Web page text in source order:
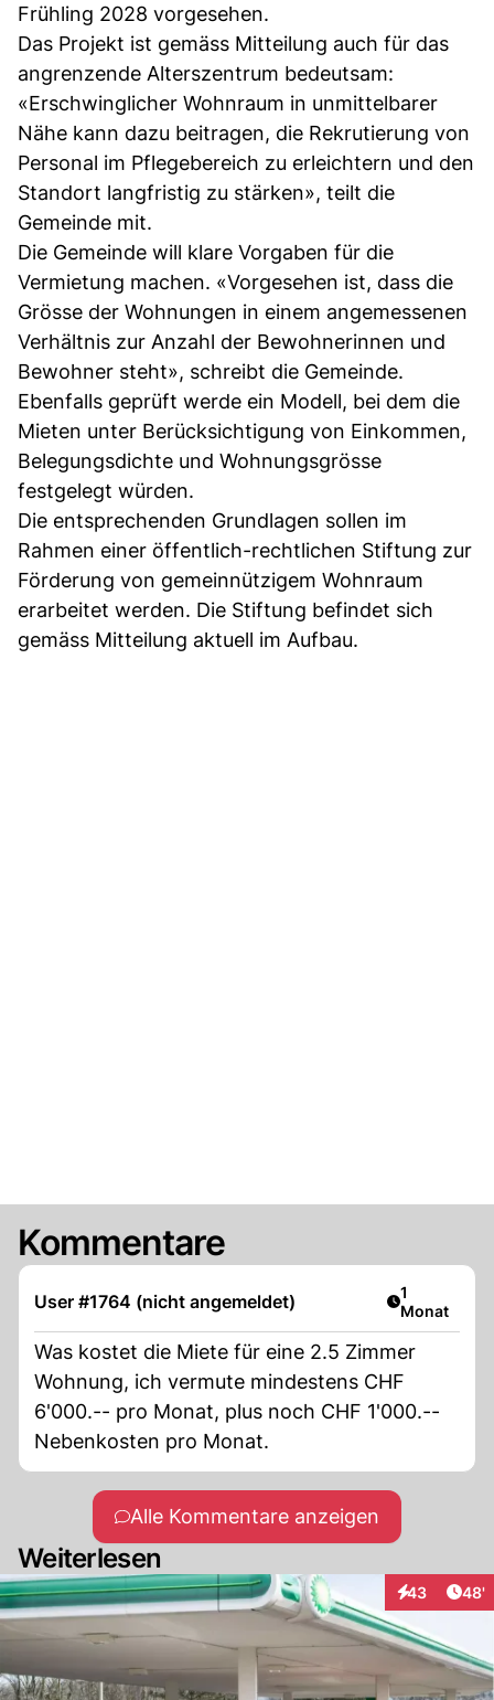
Frühling 2028 vorgesehen.
Das Projekt ist gemäss Mitteilung auch für das
angrenzende Alterszentrum bedeutsam:
«Erschwinglicher Wohnraum in unmittelbarer
Nähe kann dazu beitragen, die Rekrutierung von
Personal im Pflegebereich zu erleichtern und den
Standort langfristig zu stärken», teilt die
Gemeinde mit.
Die Gemeinde will klare Vorgaben für die
Vermietung machen. «Vorgesehen ist, dass die
Grösse der Wohnungen in einem angemessenen
Verhältnis zur Anzahl der Bewohnerinnen und
Bewohner steht», schreibt die Gemeinde.
Ebenfalls geprüft werde ein Modell, bei dem die
Mieten unter Berücksichtigung von Einkommen,
Belegungsdichte und Wohnungsgrösse
festgelegt würden.
Die entsprechenden Grundlagen sollen im
Rahmen einer öffentlich-rechtlichen Stiftung zur
Förderung von gemeinnützigem Wohnraum
erarbeitet werden. Die Stiftung befindet sich
gemäss Mitteilung aktuell im Aufbau.
Kommentare
User #1764 (nicht angemeldet) Artikel
1
Monat
Was kostet die Miete für eine 2.5 Zimmer
Wohnung, ich vermute mindestens CHF
6'000.-- pro Monat, plus noch CHF 1'000.--
Nebenkosten pro Monat.
Alle Kommentare anzeigen
Weiterlesen
43
Interaktionen
48'